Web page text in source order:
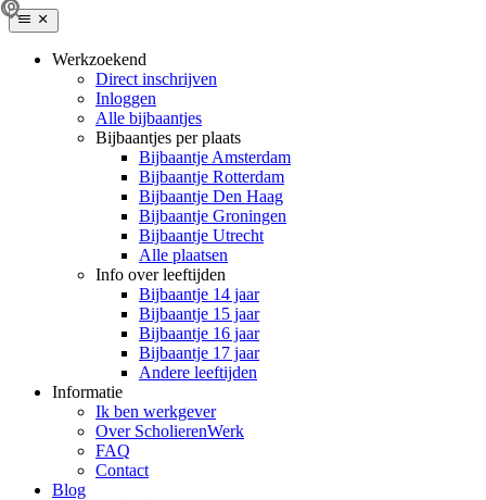
Werkzoekend
Direct inschrijven
Inloggen
Alle bijbaantjes
Bijbaantjes per plaats
Bijbaantje Amsterdam
Bijbaantje Rotterdam
Bijbaantje Den Haag
Bijbaantje Groningen
Bijbaantje Utrecht
Alle plaatsen
Info over leeftijden
Bijbaantje 14 jaar
Bijbaantje 15 jaar
Bijbaantje 16 jaar
Bijbaantje 17 jaar
Andere leeftijden
Informatie
Ik ben werkgever
Over ScholierenWerk
FAQ
Contact
Blog